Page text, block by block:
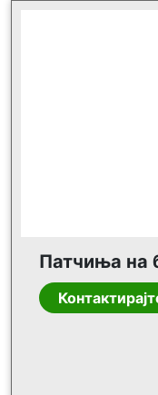
Патчиња на